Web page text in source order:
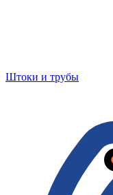
Штоки и трубы